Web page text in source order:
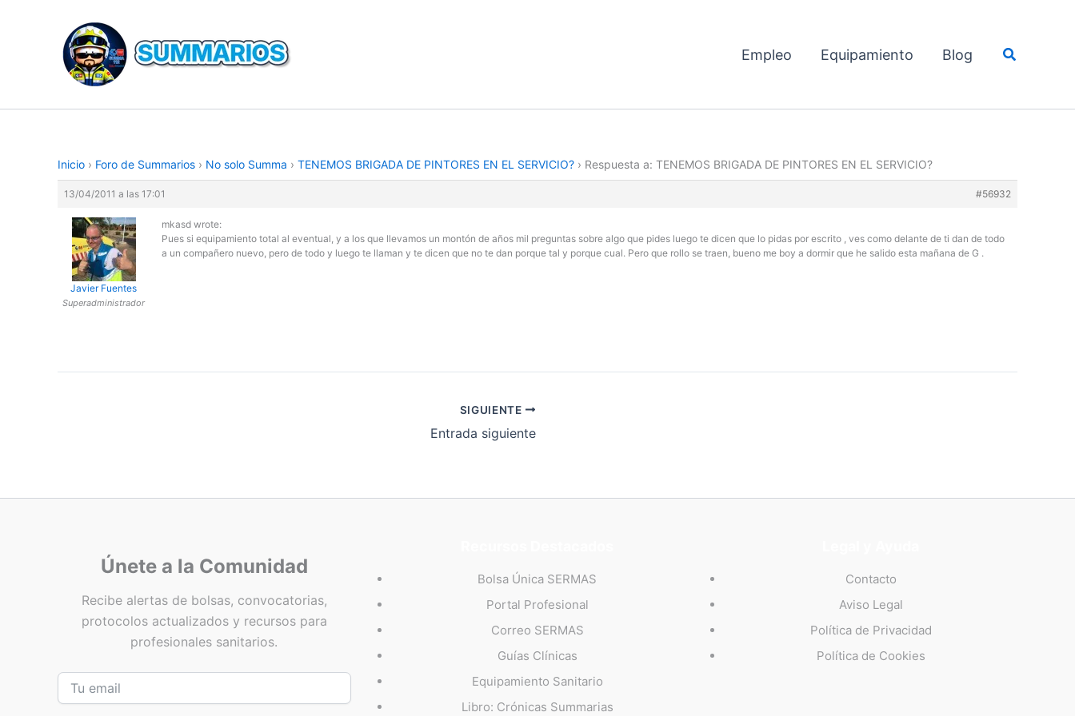
contenido
Empleo Equipamiento Blog Buscar
Inicio › Foro de Summarios › No solo Summa › TENEMOS BRIGADA DE PINTORES EN EL SERVICIO? › Respuesta a: TENEMOS BRIGADA DE PINTORES EN EL SERVICIO?
13/04/2011 a las 17:01 #56932
Javier Fuentes
Superadministrador
mkasd wrote:
Pues si equipamiento total al eventual, y a los que llevamos un montón de años mil preguntas sobre algo que pides luego te dicen que lo pidas por escrito , ves como delante de ti dan de todo
a un compañero nuevo, pero de todo y luego te llaman y te dicen que no te dan porque tal y porque cual. Pero que rollo se traen, bueno me boy a dormir que he salido esta mañana de G .
SIGUIENTE
Entrada siguiente
Únete a la Comunidad
Recibe alertas de bolsas, convocatorias,
protocolos actualizados y recursos para
profesionales sanitarios.
Bolsa Única SERMAS
Portal Profesional
Correo SERMAS
Guías Clínicas
Equipamiento Sanitario
Libro: Crónicas Summarias
Contacto
Aviso Legal
Política de Privacidad
Política de Cookies